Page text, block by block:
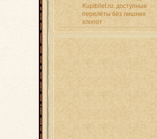
Kupibilet.ru: доступные
перелёты без лишних
хлопот